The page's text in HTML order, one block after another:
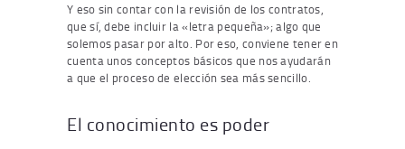
Y eso sin contar con la revisión de los contratos,
que sí, debe incluir la «letra pequeña»; algo que
solemos pasar por alto. Por eso, conviene tener en
cuenta unos conceptos básicos que nos ayudarán
a que el proceso de elección sea más sencillo.
El conocimiento es poder